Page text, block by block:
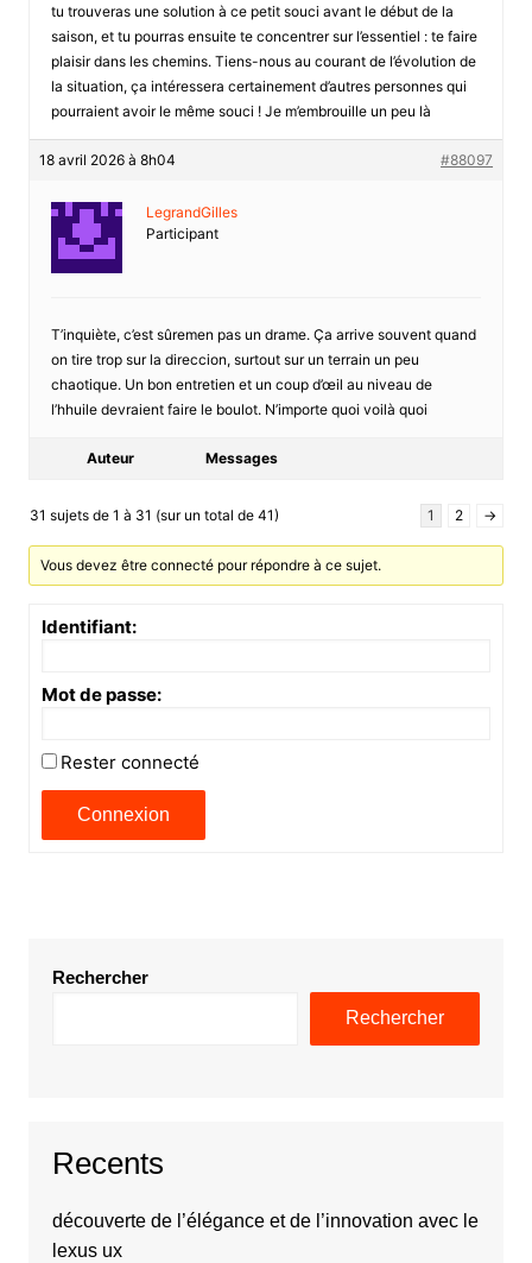
tu trouveras une solution à ce petit souci avant le début de la
saison, et tu pourras ensuite te concentrer sur l’essentiel : te faire
plaisir dans les chemins. Tiens-nous au courant de l’évolution de
la situation, ça intéressera certainement d’autres personnes qui
pourraient avoir le même souci ! Je m’embrouille un peu là
18 avril 2026 à 8h04 #88097
LegrandGilles
Participant
T’inquiète, c’est sûremen pas un drame. Ça arrive souvent quand
on tire trop sur la direccion, surtout sur un terrain un peu
chaotique. Un bon entretien et un coup d’œil au niveau de
l’hhuile devraient faire le boulot. N’importe quoi voilà quoi
Auteur Messages
31 sujets de 1 à 31 (sur un total de 41) 1 2 →
Vous devez être connecté pour répondre à ce sujet.
Identifiant:
Mot de passe:
Rester connecté
Connexion
Rechercher
Rechercher
Recents
découverte de l’élégance et de l’innovation avec le
lexus ux